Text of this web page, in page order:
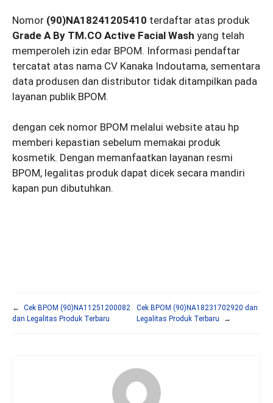
Nomor (90)NA18241205410 terdaftar atas produk
Grade A By TM.CO Active Facial Wash yang telah
memperoleh izin edar BPOM. Informasi pendaftar
tercatat atas nama CV Kanaka Indoutama, sementara
data produsen dan distributor tidak ditampilkan pada
layanan publik BPOM.
dengan cek nomor BPOM melalui website atau hp
memberi kepastian sebelum memakai produk
kosmetik. Dengan memanfaatkan layanan resmi
BPOM, legalitas produk dapat dicek secara mandiri
kapan pun dibutuhkan.
←
Cek BPOM (90)NA11251200082
dan Legalitas Produk Terbaru
Cek BPOM (90)NA18231702920 dan
Legalitas Produk Terbaru
→